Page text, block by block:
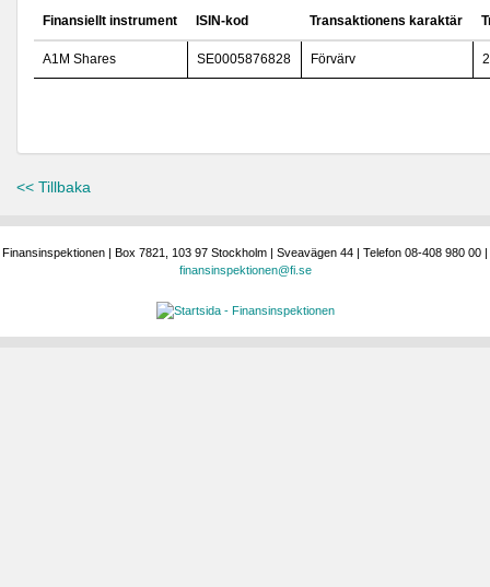
Finansiellt instrument ISIN-kod Transaktionens karaktär
A1M Shares SE0005876828 Förvärv
<< Tillbaka
Finansinspektionen | Box 7821, 103 97 Stockholm | Sveavägen 44 | Telefon 08-408 980 00 |
finansinspektionen@fi.se